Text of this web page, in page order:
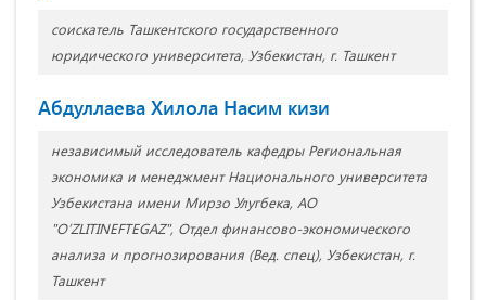
соискатель Ташкентского государственного
юридического университета, Узбекистан, г. Ташкент
Абдуллаева Хилола Насим кизи
независимый исследователь кафедры Региональная
экономика и менеджмент Национального университета
Узбекистана имени Мирзо Улугбека, АО
"O’ZLITINEFTEGAZ", Отдел финансово-экономического
анализа и прогнозирования (Вед. спец), Узбекистан, г.
Ташкент